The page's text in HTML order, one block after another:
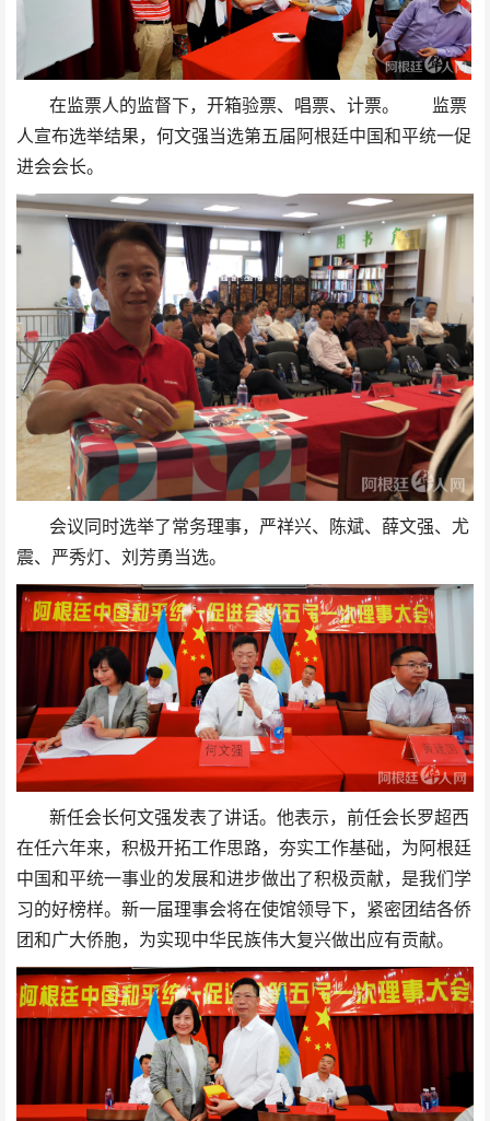
在监票人的监督下，开箱验票、唱票、计票。 监票
人宣布选举结果，何文强当选第五届阿根廷中国和平统一促
进会会长。
会议同时选举了常务理事，严祥兴、陈斌、薛文强、尤
震、严秀灯、刘芳勇当选。
新任会长何文强发表了讲话。他表示，前任会长罗超西
在任六年来，积极开拓工作思路，夯实工作基础，为阿根廷
中国和平统一事业的发展和进步做出了积极贡献，是我们学
习的好榜样。新一届理事会将在使馆领导下，紧密团结各侨
团和广大侨胞，为实现中华民族伟大复兴做出应有贡献。